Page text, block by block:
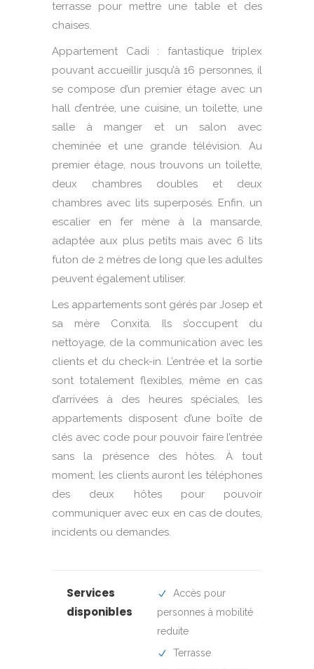
terrasse pour mettre une table et des
chaises.
Appartement Cadi : fantastique triplex
pouvant accueillir jusqu’à 16 personnes, il
se compose d’un premier étage avec un
hall d’entrée, une cuisine, un toilette, une
salle à manger et un salon avec
cheminée et une grande télévision. Au
premier étage, nous trouvons un toilette,
deux chambres doubles et deux
chambres avec lits superposés. Enfin, un
escalier en fer mène à la mansarde,
adaptée aux plus petits mais avec 6 lits
futon de 2 mètres de long que les adultes
peuvent également utiliser.
Les appartements sont gérés par Josep et
sa mère Conxita. Ils s’occupent du
nettoyage, de la communication avec les
clients et du check-in. L’entrée et la sortie
sont totalement flexibles, même en cas
d’arrivées à des heures spéciales, les
appartements disposent d’une boîte de
clés avec code pour pouvoir faire l’entrée
sans la présence des hôtes. À tout
moment, les clients auront les téléphones
des deux hôtes pour pouvoir
communiquer avec eux en cas de doutes,
incidents ou demandes.
Services
disponibles
Accès pour
personnes à mobilité
reduite
Terrasse